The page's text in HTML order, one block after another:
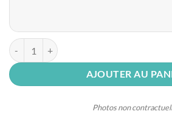
quantité de Peigne en fleurs séchées
AJOUTER AU
Photos non